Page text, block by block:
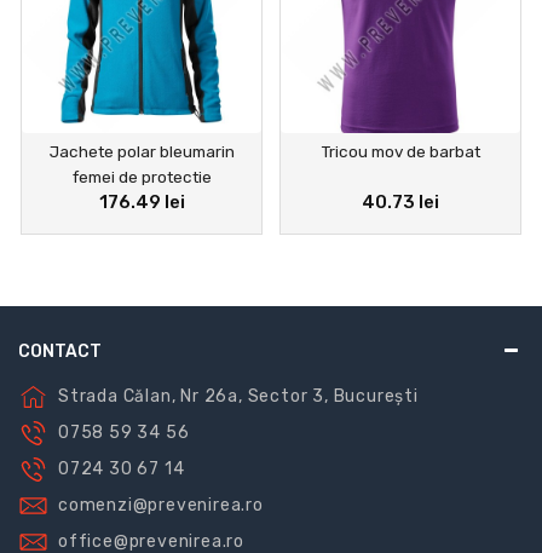
Jachete polar bleumarin
femei de protectie
176.49 lei
Tricou mov de barbat
40.73 lei
CONTACT
Strada Călan, Nr 26a, Sector 3, București
0758 59 34 56
0724 30 67 14
comenzi@prevenirea.ro
office@prevenirea.ro